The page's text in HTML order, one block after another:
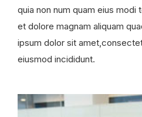
quia non num quam eius modi
et dolore magnam aliquam
ipsum dolor sit
eiusmod incididunt.